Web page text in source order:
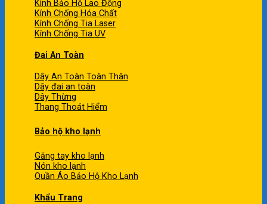
Kính Bảo Hộ Lao Động
Kính Chống Hóa Chất
Kính Chống Tia Laser
Kính Chống Tia UV
Đai An Toàn
Dây An Toàn Toàn Thân
Dây đai an toàn
Dây Thừng
Thang Thoát Hiểm
Bảo hộ kho lạnh
Găng tay kho lạnh
Nón kho lạnh
Quần Áo Bảo Hộ Kho Lạnh
Khẩu Trang